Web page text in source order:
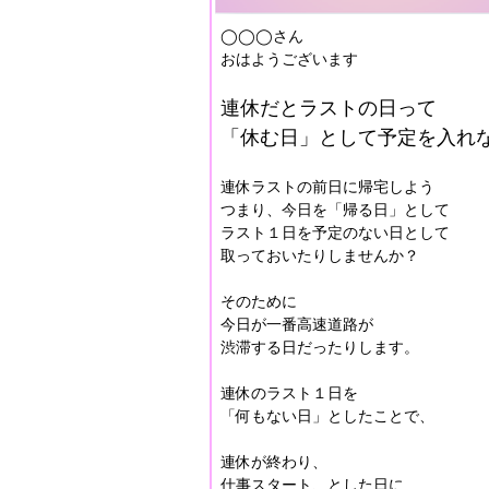
◯◯◯さん
おはようございます
連休だとラストの日って
「休む日」として予定を入れ
連休ラストの前日に帰宅しよう
つまり、今日を「帰る日」として
ラスト１日を予定のない日として
取っておいたりしませんか？
そのために
今日が一番高速道路が
渋滞する日だったりします。
連休のラスト１日を
「何もない日」としたことで、
連休が終わり、
仕事スタート、とした日に